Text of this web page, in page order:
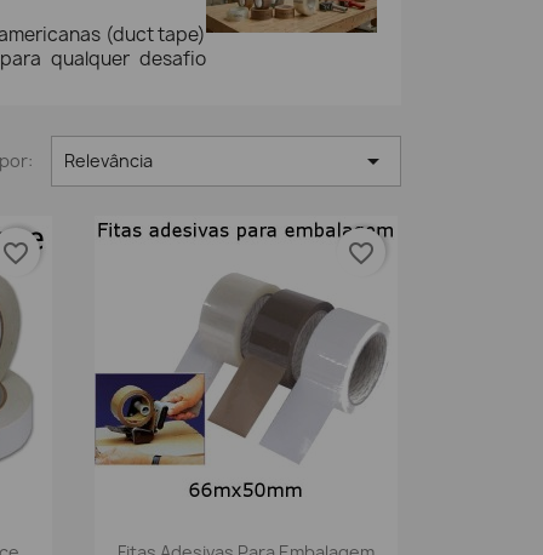
(duct tape)
qualquer desafio
Relevância 
favorite_border
Vista rápida
favorite_border